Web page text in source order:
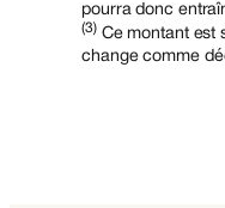
pourra donc
(3)Ce montant est
change comme